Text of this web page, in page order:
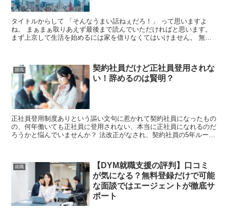
タイトルからして 「そんなうまい話ねぇだろ！」 って思いますよ
ね。 まぁまぁ取りあえず最後まで読んでいただければと思います。
まず上京して生活を始めるには家を借りなくてはいけません。 無職
就職
契約社員だけど正社員登用されな
い！辞めるのは賢明？
正社員登用制度ありという謳い文句に惹かれて契約社員になったもの
の、何年働いても正社員に登用されない、本当に正社員になれるのだ
ろうかと悩んでいませんか？ 法改正がなされ、契約社員の5年ルール
就職
【DYM就職支援の評判】口コミ
が気になる？無料登録だけで可能
な面談ではエージェントが徹底サ
ポート